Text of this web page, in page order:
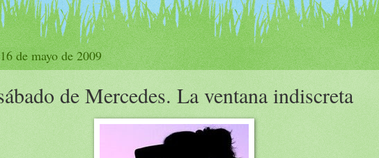
de mayo de 2009
de Mercedes. La ventana indiscreta